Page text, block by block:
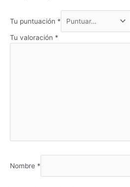
Tu puntuación *
Tu valoración *
Nombre *